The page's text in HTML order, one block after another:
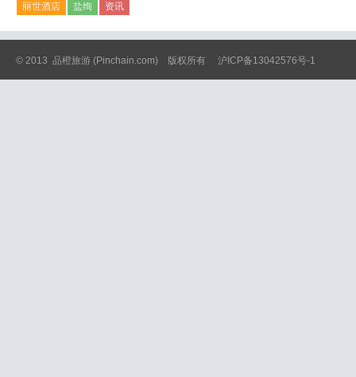
丽世酒店 盐绚 资讯
© 2013 品橙旅游 (Pinchain.com) 版权所有 沪ICP备13042576号-1